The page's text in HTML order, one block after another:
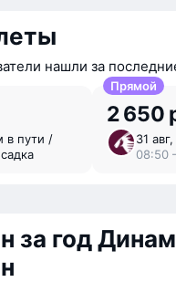
нашли за
в пути /
Прямой
2 650
31
08:50
за год